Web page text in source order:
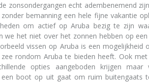
zonsondergangen echt adembenemend
bemanning een hele fijne vakantie
om actief op Aruba bezig te zijn
we het niet over het zonnen hebben op
vissen op Aruba is een mogelijkheid
rondom Aruba te bieden heeft. Ook
opties aangeboden krijgen maar
boot op uit gaat om ruim buitengaats